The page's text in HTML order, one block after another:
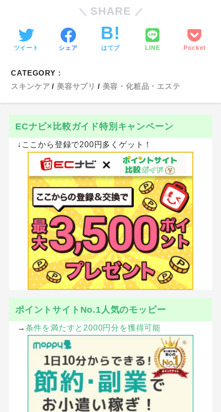
SHARE
ツイート シェア はてブ LINE Pocket
CATEGORY :
スキンケア
美容サプリ 美容・化粧品・エステ
ECナビ×比較ガイド特別キャンペーン
↓ここから登録で200円多くゲット！
ポイントサイトNo.1人気のモッピー
→ 条件を満たすと2000円分を獲得可能